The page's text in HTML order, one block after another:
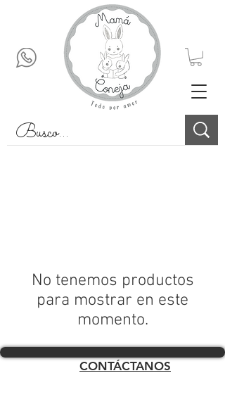
No tenemos productos
para mostrar en este
momento.
CONTÁCTANOS